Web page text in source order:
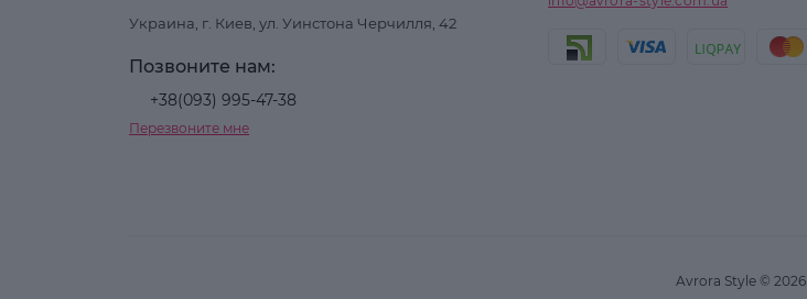
Украина, г. Киев, ул. Уинстона Черчилля, 42
Позвоните нам:
+38(093) 995-47-38
Перезвоните мне
Avrora Style © 2026